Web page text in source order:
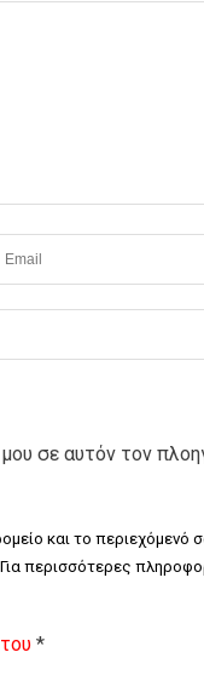
σε αυτόν τον
και το
περισσότερες
*